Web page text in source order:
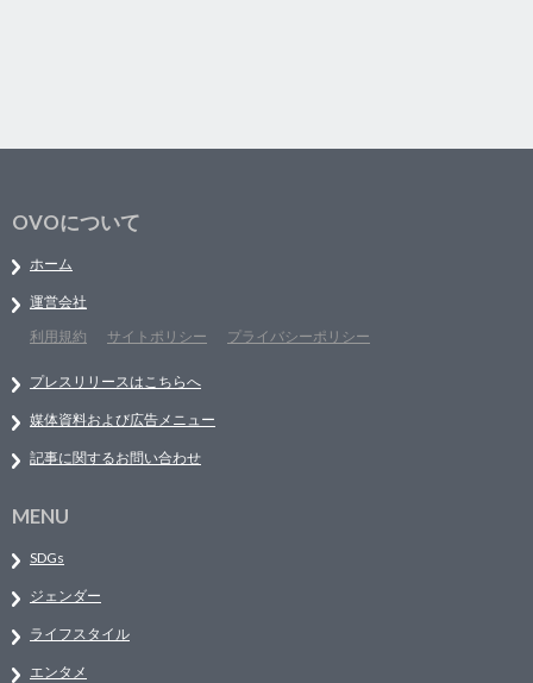
OVOについて
ホーム
運営会社
利用規約
サイトポリシー プライバシーポリシー
プレスリリースはこちらへ
媒体資料および広告メニュー
記事に関するお問い合わせ
MENU
SDGs
ジェンダー
ライフスタイル
エンタメ